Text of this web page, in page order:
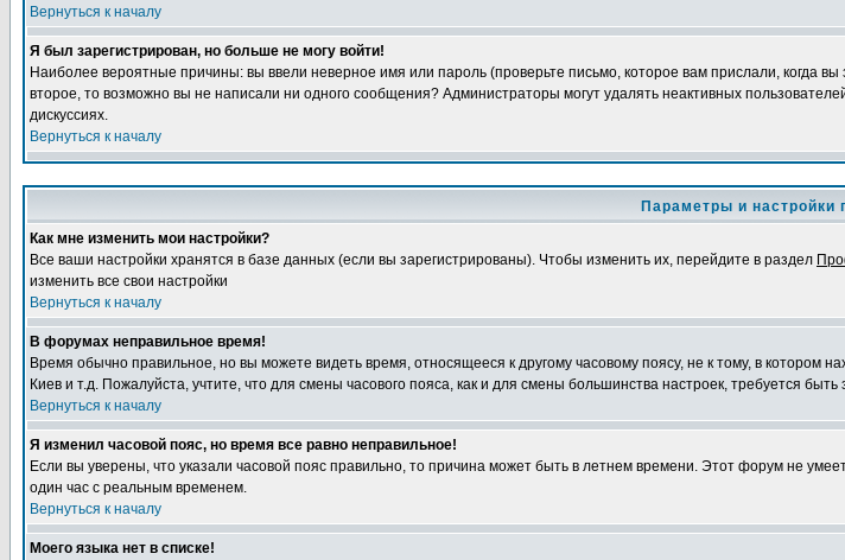
Вернуться к началу
Я был зарегистрирован, но больше не могу войти!
Наиболее вероятные причины: вы ввели неверное имя или пароль (проверьте письмо, которое вам прислали, когда
второе, то возможно вы не написали ни одного сообщения? Администраторы могут удалять неактивных
дискуссиях.
Вернуться к началу
Параметры и настройки
Как мне изменить мои настройки?
Все ваши настройки хранятся в базе данных (если вы зарегистрированы). Чтобы изменить их, перейдите в раздел
изменить все свои настройки
Вернуться к началу
В форумах неправильное время!
Время обычно правильное, но вы можете видеть время, относящееся к другому часовому поясу, не к тому, в котором
Киев и т.д. Пожалуйста, учтите, что для смены часового пояса, как и для смены большинства настроек, требуется
Вернуться к началу
Я изменил часовой пояс, но время все равно неправильное!
Если вы уверены, что указали часовой пояс правильно, то причина может быть в летнем времени. Этот форум не
один час с реальным временем.
Вернуться к началу
Моего языка нет в списке!